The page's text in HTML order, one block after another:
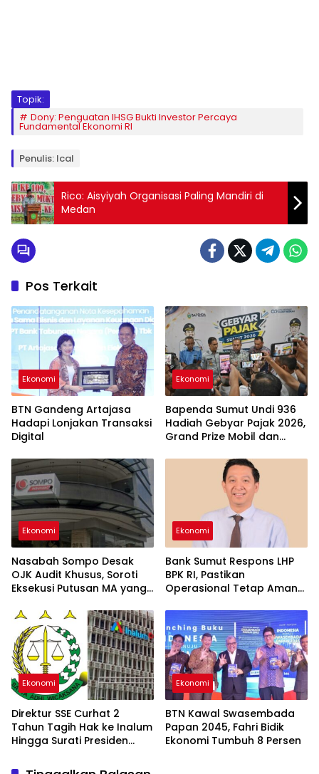
Topik:
Dony: Penguatan IHSG Bukti Investor Percaya
Fundamental Ekonomi RI
Penulis: Ical
Rico: Aisyiyah Organisasi Paling Mandiri di
Medan
Pos Terkait
Ekonomi
BTN Gandeng Artajasa
Hadapi Lonjakan Transaksi
Digital
Ekonomi
Bapenda Sumut Undi 936
Hadiah Gebyar Pajak 2026,
Grand Prize Mobil dan
Ekonomi
Nasabah Sompo Desak
OJK Audit Khusus, Soroti
Eksekusi Putusan MA yang
Ekonomi
Bank Sumut Respons LHP
BPK RI, Pastikan
Operasional Tetap Aman
Ekonomi
Direktur SSE Curhat 2
Tahun Tagih Hak ke Inalum
Hingga Surati Presiden
Ekonomi
BTN Kawal Swasembada
Papan 2045, Fahri Bidik
Ekonomi Tumbuh 8 Persen